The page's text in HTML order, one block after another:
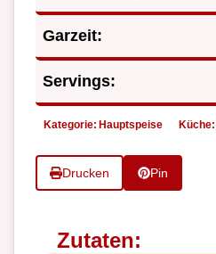
Garzeit:
Servings:
Kategorie: Hauptspeise Küche:
Drucken Pin
Zutaten: